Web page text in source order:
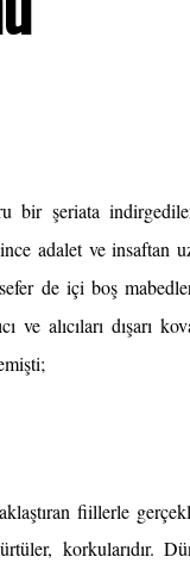
bir şeriata
adalet ve insaftan
de içi boş
ve alıcıları dışarı
fiillerle
korkularıdır.